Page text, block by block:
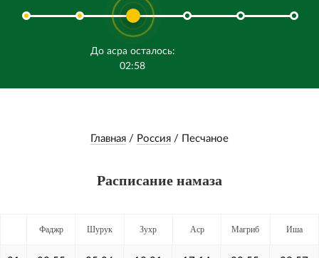
До асра осталось:
02:58
Главная / Россия / Песчаное
Расписание намаза
Фаджр Шурук Зухр Аср Магриб Иша